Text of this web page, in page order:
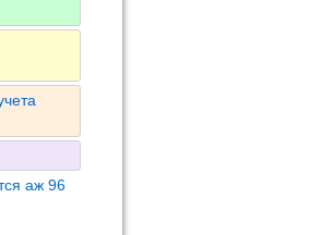
аж 96